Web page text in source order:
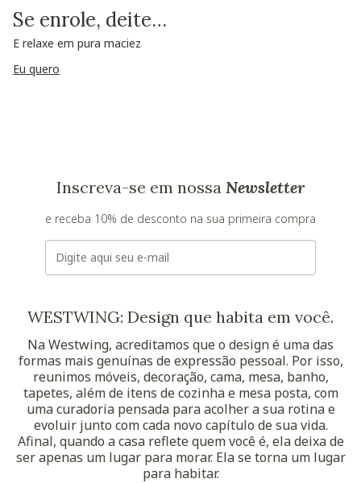
Se enrole, deite…
E relaxe em pura maciez
Eu quero
Inscreva-se em nossa Newsletter
e receba 10% de desconto na sua primeira compra
E-mail
WESTWING: Design que habita em você.
Na Westwing, acreditamos que o design é uma das
formas mais genuínas de expressão pessoal. Por isso,
reunimos móveis, decoração, cama, mesa, banho,
tapetes, além de itens de cozinha e mesa posta, com
uma curadoria pensada para acolher a sua rotina e
evoluir junto com cada novo capítulo de sua vida.
Afinal, quando a casa reflete quem você é, ela deixa de
ser apenas um lugar para morar. Ela se torna um lugar
para habitar.